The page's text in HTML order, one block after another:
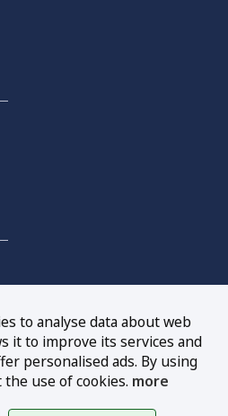
to analyse data about web
it to improve its services and
personalised ads. By using
the use of cookies. more